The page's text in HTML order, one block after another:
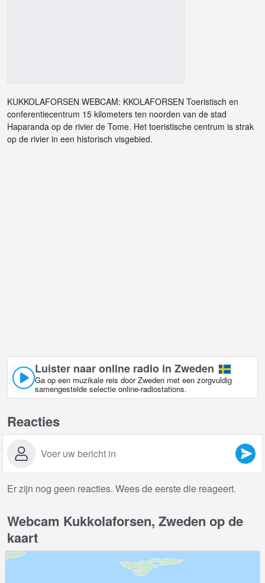
KUKKOLAFORSEN WEBCAM: KKOLAFORSEN Toeristisch en
conferentiecentrum 15 kilometers ten noorden van de stad
Haparanda op de rivier de Tome. Het toeristische centrum is strak
op de rivier in een historisch visgebied.
Luister naar online radio in Zweden
Ga op een muzikale reis door Zweden met een zorgvuldig
samengestelde selectie online-radiostations.
Reacties
Er zijn nog geen reacties. Wees de eerste die reageert.
Webcam Kukkolaforsen, Zweden op de
kaart